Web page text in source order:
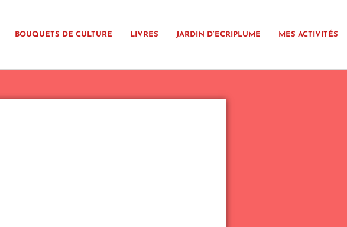
BOUQUETS DE CULTURE LIVRES JARDIN D’ECRIPLUME MES ACTIVITÉS